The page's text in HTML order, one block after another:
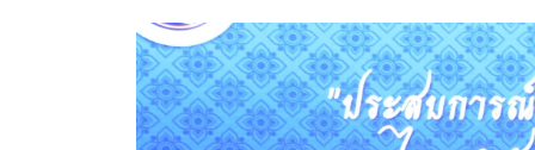
ระบบสืบค้นข้อมูล ประกาศ ก.จ.จ. สุพรรณบุรี (พ.ศ
Document